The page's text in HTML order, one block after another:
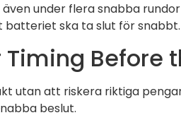
under flera snabba
batteriet ska ta slut för snabbt.
Before
utan att riskera riktiga
beslut.